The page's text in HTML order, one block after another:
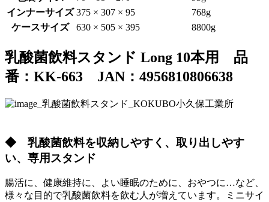
インナーサイズ 375 × 307 × 95
768g
ケースサイズ
630 × 505 × 395 8800g
乳酸菌飲料スタンド Long 10本用 品
番：KK-663 JAN：4956810806638
◆ 乳酸菌飲料を収納しやすく、取り出しやす
い、専用スタンド
腸活に、健康維持に、よい睡眠のために、おやつに…など、
様々な目的で乳酸菌飲料を飲む人が増えています。ミニサイ